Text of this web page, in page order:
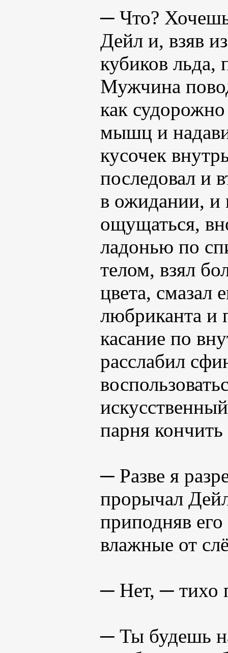
─ Что?
Дейл и, взяв
кубиков
Мужчина
как
мышц и
кусочек
последовал и
в ожидании, и
ощущаться,
ладонью по
телом, взял
цвета, смазал
любриканта и
касание по
расслабил
парня кончить
─ Разве я
прорычал
приподняв его
влажные от
─ Нет, ─ тихо
─ Ты будешь